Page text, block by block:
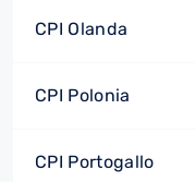
CPI Olanda
CPI Polonia
CPI Portogallo